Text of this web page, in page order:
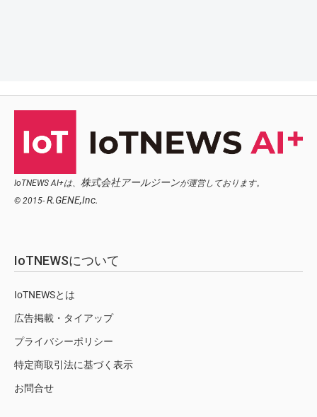
IoTNEWS AI+は、 株式会社アールジーンが運営しております。
© 2015- R.GENE,Inc.
IoTNEWSについて
IoTNEWSとは
広告掲載・タイアップ
プライバシーポリシー
特定商取引法に基づく表示
お問合せ